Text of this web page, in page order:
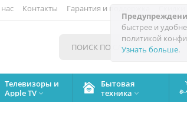
быстрее и
политикой
Узнать больше.
Контакты Гарантия и поддержка
Телевизоры и
Apple TV 
Бытовая
техника 